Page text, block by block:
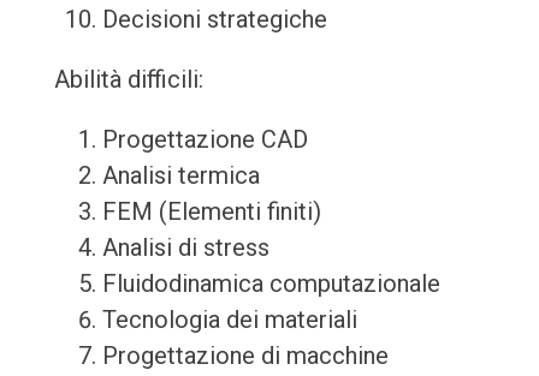
Decisioni strategiche
Abilità difficili:
Progettazione CAD
Analisi termica
FEM (Elementi finiti)
Analisi di stress
Fluidodinamica computazionale
Tecnologia dei materiali
Progettazione di macchine